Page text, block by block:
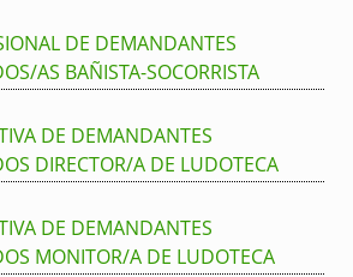
DE DEMANDANTES
AS BAÑISTA-SOCORRISTA
DE DEMANDANTES
DIRECTOR/A DE LUDOTECA
DE DEMANDANTES
MONITOR/A DE LUDOTECA